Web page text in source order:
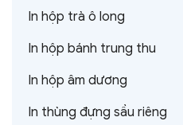
In hộp trà ô long
In hộp bánh trung thu
In hộp âm dương
In thùng đựng sầu riêng